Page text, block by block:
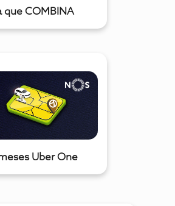
que COMBINA
Uber One